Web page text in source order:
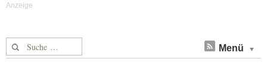
Suche nach: Menü